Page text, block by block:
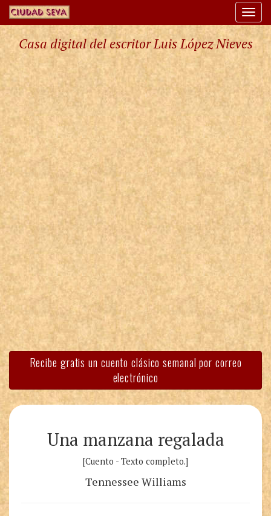
Casa digital del escritor Luis López Nieves
Recibe gratis un cuento clásico semanal por correo
electrónico
Una manzana regalada
[Cuento - Texto completo.]
Tennessee Williams